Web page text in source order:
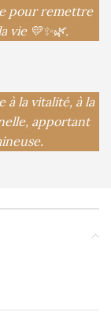
pour remettre
vie 💛✨🌿.
à la vitalité, à la
apportant